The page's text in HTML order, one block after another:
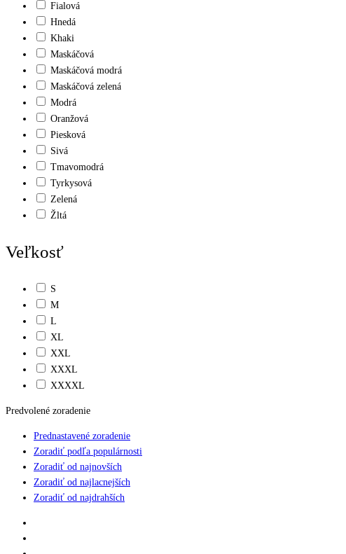
Fialová
Hnedá
Khaki
Maskáčová
Maskáčová modrá
Maskáčová zelená
Modrá
Oranžová
Piesková
Sivá
Tmavomodrá
Tyrkysová
Zelená
Žltá
Veľkosť
S
M
L
XL
XXL
XXXL
XXXXL
Predvolené zoradenie
Prednastavené zoradenie
Zoradiť podľa populárnosti
Zoradiť od najnovších
Zoradiť od najlacnejších
Zoradiť od najdrahších